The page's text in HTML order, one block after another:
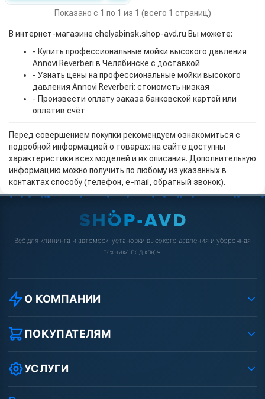
Показано с 1 по 1 из 1 (всего 1 страниц)
В интернет-магазине chelyabinsk.shop-avd.ru Вы можете:
- Купить профессиональные мойки высокого давления
Annovi Reverberi в Челябинске с доставкой
- Узнать цены на профессиональные мойки высокого
давления Annovi Reverberi: стоиомсть низкая
- Произвести оплату заказа банковской картой или
оплатив счёт
Перед совершением покупки рекомендуем ознакомиться с
подробной информацией о товарах: на сайте доступны
характеристики всех моделей и их описания. Дополнительную
информацию можно получить по любому из указанных в
контактах способу (телефон, e-mail, обратный звонок).
Всё для клининга и автомоек: установки высокого давления и уборочная
техника под ключ.
О КОМПАНИИ
О компании
Реквизиты ООО «Шоп АВД»
Защита данных клиента
Условия соглашения
Вакансии
ПОКУПАТЕЛЯМ
Как заказать?
Оплата
Доставка
УСЛУГИ
Ремонт АВД